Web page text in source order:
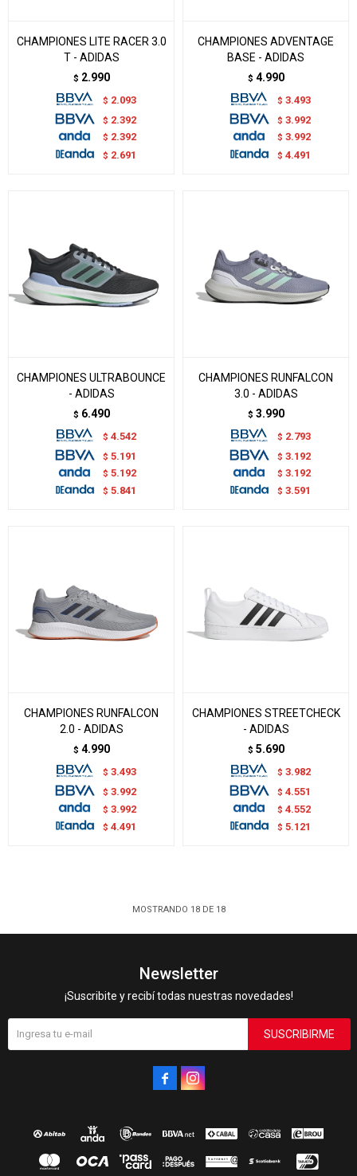
CHAMPIONES LITE RACER 3.0
T - ADIDAS
$ 2.990
$ 2.093
$ 2.392
$ 2.392
$ 2.691
CHAMPIONES ADVENTAGE
BASE - ADIDAS
$ 4.990
$ 3.493
$ 3.992
$ 3.992
$ 4.491
CHAMPIONES ULTRABOUNCE
- ADIDAS
$ 6.490
$ 4.542
$ 5.191
$ 5.192
$ 5.841
CHAMPIONES RUNFALCON
3.0 - ADIDAS
$ 3.990
$ 2.793
$ 3.192
$ 3.192
$ 3.591
CHAMPIONES RUNFALCON
2.0 - ADIDAS
$ 4.990
$ 3.493
$ 3.992
$ 3.992
$ 4.491
CHAMPIONES STREETCHECK
- ADIDAS
$ 5.690
$ 3.982
$ 4.551
$ 4.552
$ 5.121
MOSTRANDO 18DE 18
Newsletter
¡Suscribite y recibí todas nuestras novedades!
SUSCRIBIRME
 